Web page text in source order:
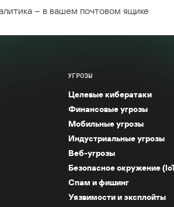
– в вашем почтовом ящике
УГРОЗЫ
Целевые кибератаки
Финансовые угрозы
Мобильные угрозы
Индустриальные угрозы
Веб-угрозы
Безопасное окружение
Спам и фишинг
Уязвимости и эксплойты